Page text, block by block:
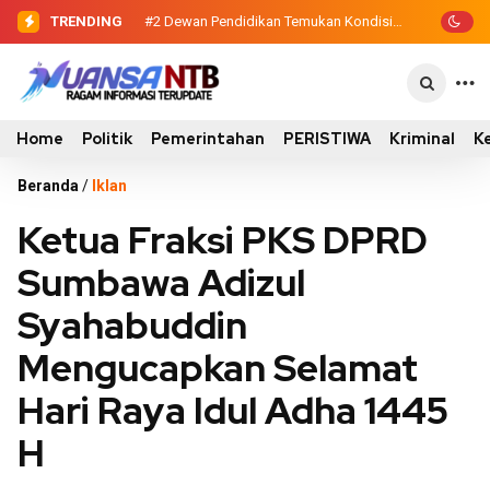
TRENDING #2 Dewan Pendidikan Temukan Kondisi
305 Siswa SDN Kanar Belajar di Tengah
Home Politik Pemerintahan PERISTIWA Kriminal
Beranda / Iklan
Ketua Fraksi PKS DPRD
Sumbawa Adizul
Syahabuddin
Mengucapkan Selamat
Hari Raya Idul Adha 1445
H